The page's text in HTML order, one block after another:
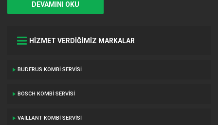
DEVAMINI OKU
HİZMET VERDİĞİMİZ MARKALAR
BUDERUS KOMBI SERVISI
BOSCH KOMBI SERVISI
VAILLANT KOMBI SERVISI